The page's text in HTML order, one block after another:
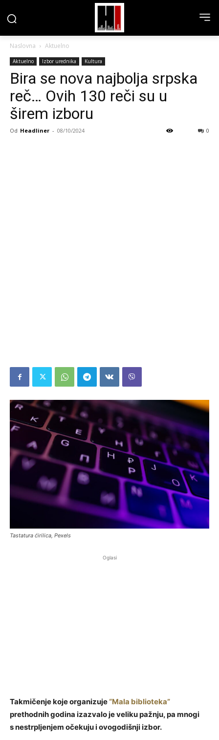
Naslovna Aktuelno
Aktuelno Izbor urednika Kultura
Bira se nova najbolja srpska
reč… Ovih 130 reči su u
širem izboru
Od Headliner - 08/10/2024 0
Tastatura ćirilica, Pexels
Oglasi
Takmičenje koje organizuje“Mala biblioteka”
prethodnih godina izazvalo je veliku pažnju, pa mnogi
s nestrpljenjem očekuju i ovogodišnji izbor.